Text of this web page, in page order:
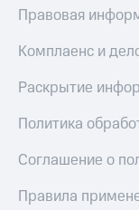
Правовая
Комплаенс и
Раскрытие
Политика
Соглашение о
Правила